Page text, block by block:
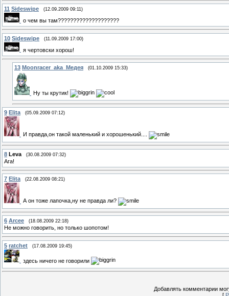
11 Sideswipe (12.09.2009 09:11)
о чем вы там????????????????????
10 Sideswipe (11.09.2009 17:00)
я чертовски хорош!
13 Moonracer_aka_Медея (01.10.2009 15:33)
Ну ты крутик!
9 Elita (05.09.2009 07:12)
И правда,он такой маленький и хорошенький....
8 Leva (30.08.2009 07:32)
Ага!
7 Elita (22.08.2009 08:21)
А он тоже лапочка,ну не правда ли?
6 Arcee (18.08.2009 22:18)
Не можно говорить, но только шопотом!
5 ratchet (17.08.2009 19:45)
здесь ничего не говорили
Добавлять комментарии